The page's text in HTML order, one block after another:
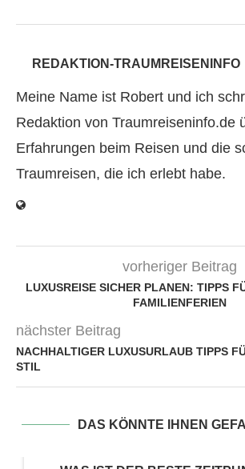
REDAKTION-TRAUMREISENINFO
Meine Name ist Robert und ich
Redaktion von Traumreiseninfo.de
Erfahrungen beim Reisen und die
Traumreisen, die ich erlebt habe.
vorheriger Beitrag
LUXUSREISE SICHER PLANEN: TIPPS
FAMILIENFERIEN
nächster Beitrag
NACHHALTIGER LUXUSURLAUB TIPPS
STIL
DAS KÖNNTE IHNEN